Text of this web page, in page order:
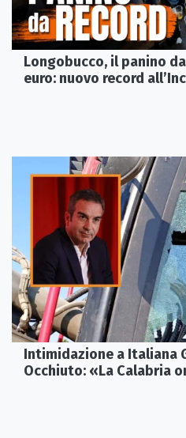
Longobucco, il panino
euro: nuovo record
Intimidazione a Italiana
Occhiuto: «La Calabria